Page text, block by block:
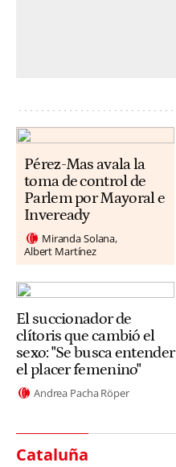
Pérez-Mas avala la
toma de control de
Parlem por Mayoral e
Inveready
Miranda Solana
Albert Martínez
El succionador de
clítoris que cambió el
sexo: "Se busca entender
el placer femenino"
Andrea Pacha Röper
Cataluña